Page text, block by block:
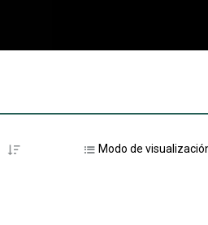
Modo de